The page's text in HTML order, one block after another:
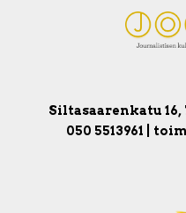
Siltasaarenkatu 16,
050 5513961 |